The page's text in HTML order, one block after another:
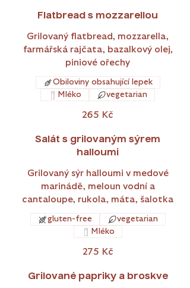
Flatbread s mozzarellou
Grilovaný flatbread, mozzarella,
farmářská rajčata, bazalkový olej,
piniové ořechy
265 Kč
Obiloviny obsahující lepek
Mléko
vegetarian
Salát s grilovaným sýrem
halloumi
Grilovaný sýr halloumi v medové
marinádě, meloun vodní a
cantaloupe, rukola, máta, šalotka
275 Kč
gluten-free
vegetarian
Mléko
Grilované papriky a broskve